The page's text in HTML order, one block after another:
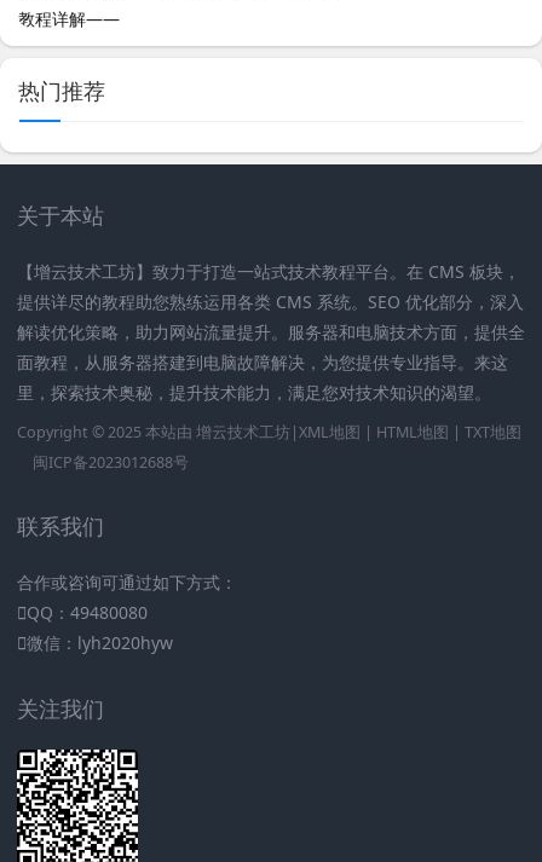
热门推荐
关于本站
【增云技术工坊】致力于打造一站式技术教程平台。在 CMS 板块，
提供详尽的教程助您熟练运用各类 CMS 系统。SEO 优化部分，深入
解读优化策略，助力网站流量提升。服务器和电脑技术方面，提供全
面教程，从服务器搭建到电脑故障解决，为您提供专业指导。来这
里，探索技术奥秘，提升技术能力，满足您对技术知识的渴望。
Copyright © 2025 本站由 增云技术工坊|XML地图 | HTML地图 | TXT地图
闽ICP备2023012688号
联系我们
合作或咨询可通过如下方式：
QQ：49480080
微信：lyh2020hyw
关注我们